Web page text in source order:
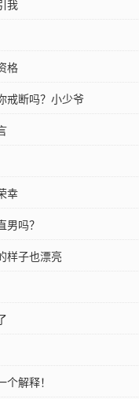
我
格
戒断吗？小少爷
幸
吗？
样子也漂亮
解释！